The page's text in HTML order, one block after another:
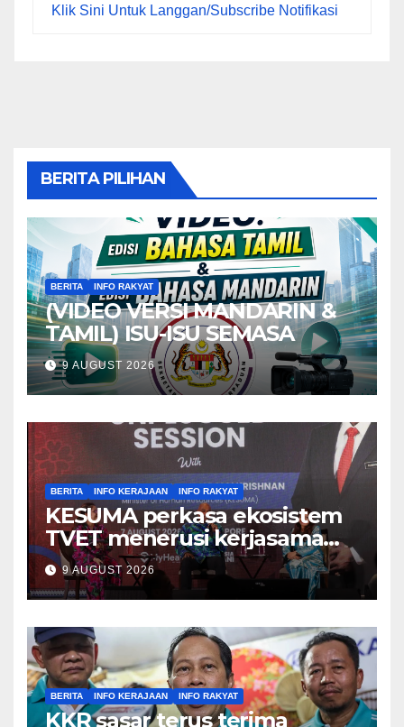
Klik Sini Untuk Langgan/Subscribe Notifikasi
BERITA PILIHAN
BERITA INFO RAKYAT
(VIDEO VERSI MANDARIN &
TAMIL) ISU-ISU SEMASA
9 AUGUST 2026
BERITA INFO KERAJAAN INFO RAKYAT
KESUMA perkasa ekosistem
TVET menerusi kerjasama
ADTEC-ITE Singapura –
Ramanan
9 AUGUST 2026
BERITA INFO KERAJAAN INFO RAKYAT
KKR sasar terus terima